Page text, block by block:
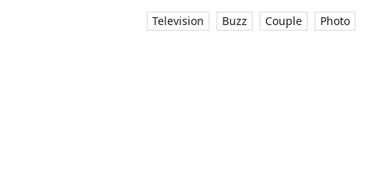
Television Buzz Couple Photo